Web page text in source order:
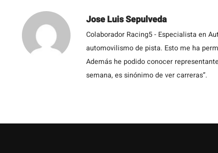
Jose Luis Sepulveda
Colaborador Racing5 - Especialista en
automovilismo de pista. Esto me ha
Además he podido conocer
semana, es sinónimo de ver carreras”.